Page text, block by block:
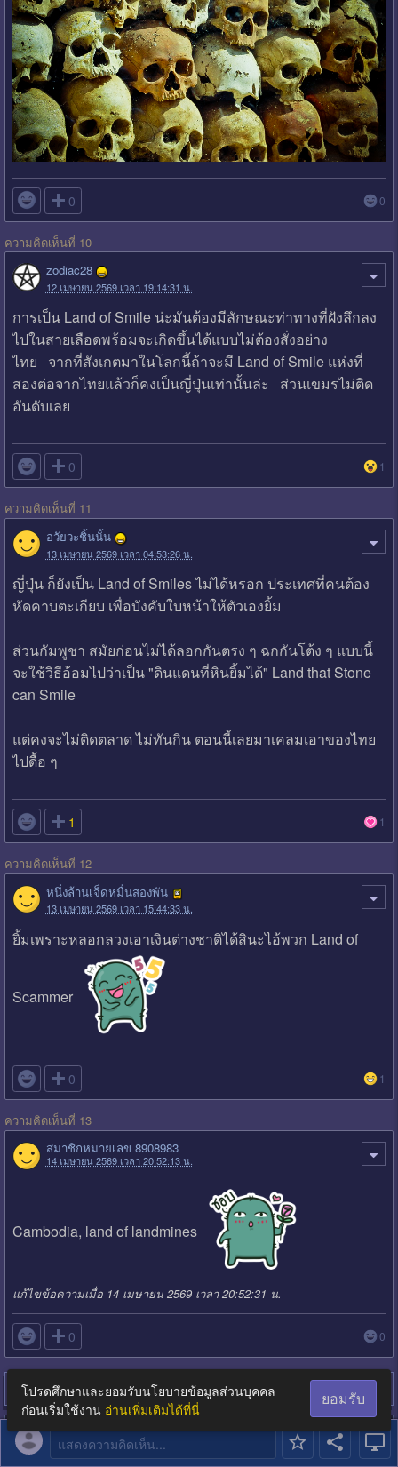
 0 0
ความคิดเห็นที่ 10
zodiac28
12 เมษายน 2569 เวลา 19:14:31 น.
การเป็น Land of Smile น่ะมันต้องมีลักษณะท่าทางที่ฝังลึกลง
ไปในสายเลือดพร้อมจะเกิดขึ้นได้แบบไม่ต้องสั่งอย่าง
ไทย จากที่สังเกตมาในโลกนี้ถ้าจะมี Land of Smile แห่งที่
สองต่อจากไทยแล้วก็คงเป็นญี่ปุ่นเท่านั้นล่ะ ส่วนเขมรไม่ติด
อันดับเลย
 0 1
ความคิดเห็นที่ 11
อวัยวะชิ้นนั้น
13 เมษายน 2569 เวลา 04:53:26 น.
ญี่ปุ่น ก็ยังเป็น Land of Smiles ไม่ได้หรอก ประเทศที่คนต้อง
หัดคาบตะเกียบ เพื่อบังคับใบหน้าให้ตัวเองยิ้ม
ส่วนกัมพูชา สมัยก่อนไม่ได้ลอกกันตรง ๆ ฉกกันโต้ง ๆ แบบนี้
จะใช้วิธีอ้อมไปว่าเป็น "ดินแดนที่หินยิ้มได้" Land that Stone
can Smile
แต่คงจะไม่ติดตลาด ไม่ทันกิน ตอนนี้เลยมาเคลมเอาของไทย
ไปดื้อ ๆ
 1 1
ความคิดเห็นที่ 12
หนึ่งล้านเจ็ดหมื่นสองพัน
13 เมษายน 2569 เวลา 15:44:33 น.
ยิ้มเพราะหลอกลวงเอาเงินต่างชาติได้สินะไอ้พวก Land of
Scammer
 0 1
ความคิดเห็นที่ 13
สมาชิกหมายเลข 8908983
14 เมษายน 2569 เวลา 20:52:13 น.
Cambodia, land of landmines
แก้ไขข้อความเมื่อ 14 เมษายน 2569 เวลา 20:52:31 น.
 0 0
Loginเพื่อตอบกระทู้
แสดงความคิดเห็น...
กระทู้ที่คุณอาจสนใจ
โปรดศึกษาและยอมรับนโยบายข้อมูลส่วนบุคคล
ก่อนเริ่มใช้งาน อ่านเพิ่มเติมได้ที่นี่
ยอมรับ